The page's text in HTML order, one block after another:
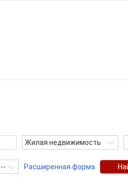
Жилая недвижимость
-- Расширенная форма